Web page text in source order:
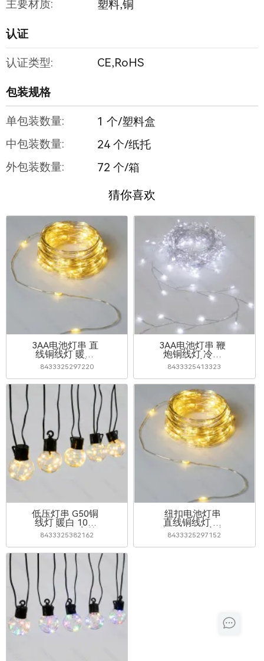
主要材质: 塑料,铜
认证
认证类型: CE,RoHS
包装规格
单包装数量:
1 个/塑料盒
中包装数量:
24 个/纸托
外包装数量:
72 个/箱
猜你喜欢
3AA电池灯串 直
线铜线灯 暖白
10m IP44室内&
室外
8433325297220
3AA电池灯串 鞭
炮铜线灯 冷白
6m IP44室内&
室外
8433325413323
低压灯串 G50铜
线灯 暖白 10m
IP44室内&室外
8433325382162
纽扣电池灯串
直线铜线灯 暖
白 2m IP20室内
8433325297152